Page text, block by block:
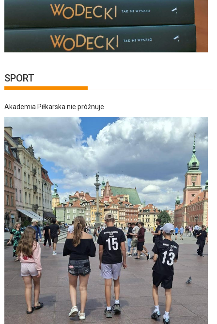
SPORT
Akademia Piłkarska nie próżnuje